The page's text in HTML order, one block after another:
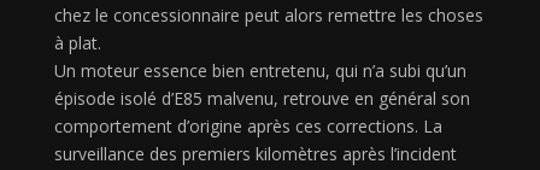
chez le concessionnaire peut alors remettre les choses
à plat.
Un moteur essence bien entretenu, qui n’a subi qu’un
épisode isolé d’E85 malvenu, retrouve en général son
comportement d’origine après ces corrections. La
surveillance des premiers kilomètres après l’incident